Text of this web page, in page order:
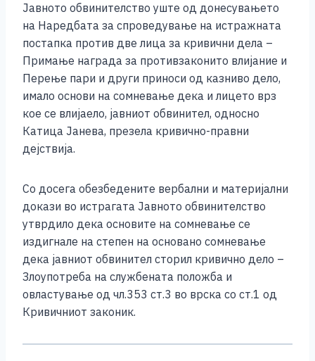
o
k
er p k
Јавното обвинителство уште од донесувањето
на Наредбата за спроведување на истражната
постапка против две лица за кривични дела –
Примање награда за противзаконито влијание и
Перење пари и други приноси од казниво дело,
имало основи на сомневање дека и лицето врз
кое се влијаело, јавниот обвинител, односно
Катица Јанева, презела кривично-правни
дејствија.
Со досега обезбедените вербални и материјални
докази во истрагата Јавното обвинителство
утврдило дека основите на сомневање се
издигнале на степен на основано сомневање
дека јавниот обвинител сторил кривично дело –
Злоупотреба на службената положба и
овластување од чл.353 ст.3 во врска со ст.1 од
Кривичниот законик.